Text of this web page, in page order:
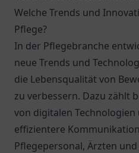
Welche Trends und
Pflege?
In der Pflegebranche
neue Trends und
die Lebensqualität von
zu verbessern. Dazu zählt
von digitalen Technologien
effizientere
Pflegepersonal, Ärzten